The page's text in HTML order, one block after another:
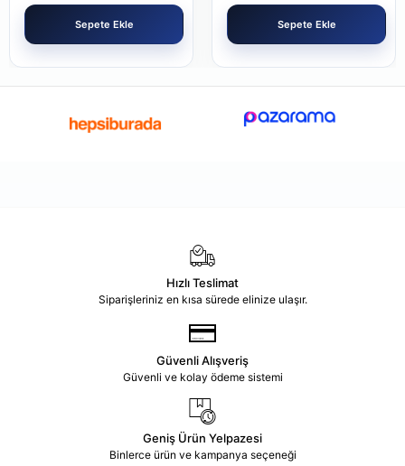
Sepete Ekle Sepete Ekle
Hızlı Teslimat
Siparişleriniz en kısa sürede elinize ulaşır.
Güvenli Alışveriş
Güvenli ve kolay ödeme sistemi
Geniş Ürün Yelpazesi
Binlerce ürün ve kampanya seçeneği